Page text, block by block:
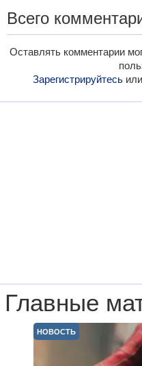
Всего
Оставлять комментарии
Зарегистрируйтесьили
Главные
НОВОСТЬ